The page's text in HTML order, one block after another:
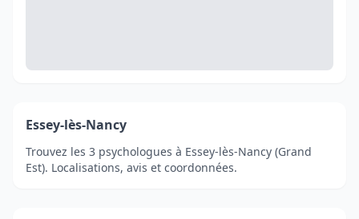
Essey-lès-Nancy
Trouvez les 3 psychologues à Essey-lès-Nancy (Grand
Est). Localisations, avis et coordonnées.